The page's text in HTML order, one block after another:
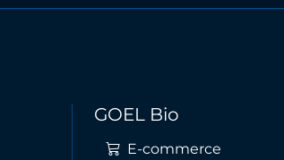
GOEL Bio
E-commerce